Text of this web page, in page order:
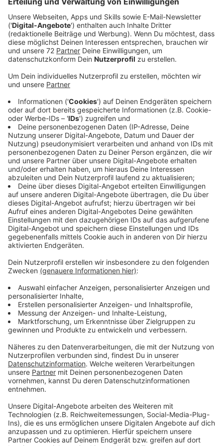
Veröffentlicht:Samstag, 08.02.2020 10:37
Anzeige
In Münster haben Freitagabend (07.02) tausende
Menschen beim Neujahrsempfang der AFD protestiert.
Laut der Polizei waren es 4.000 Demonstranten, die
Veranstalter sprechen von mehr als 8.000 Besuchern.
Die Initiative "Keinen Meter den Nazis" hatte unter
anderem zu einer großen Kundgebung vor dem
historischen Rathaus aufgerufen. Vorher gab es
kleinere Kundgebungen und Mahnwachen an
unterschiedlichen Stellen in Münsters Innenstadt. An
einem der Eingänge blockierten Demonstranten
einigen AfD-Anhängern den Zugang - die Polizei war
gefordert. Sie setzte unter anderem auch
Pfefferspray ein, weil Demo-Teilnehmer versuchten
die Sperren zu durchbrechen. Außerdem wurden
Teilnehmer des Neujahrsempfang bespuckt und
beleidigt. Einzelne AfD-Anhänger provozierten
wiederum die Demonstranten, unter anderem mit
Selfies vor der protestierenden Menge. Insgesamt
waren 250 Teilnehmer beim Neujahrsempfang,
darunter auch AFD-Parteisprecher Jörg Meuthen. Die
Polizei sprach ingesamt drei Platzverweise aus und
ermittet gegen einzelne Demonstranten. Auch eine
Anzeige wegen Beamtenbeleidigung kam dazu.
Die Polizei war mit mehreren hundert Einsatzkräften
aus ganz NRW vor Ort. Sie hatten die Lage
größtenteils unter Kontrolle, die Stimmung war aber
deutlich angespannter als beim AFD-Neujahrsempfang
im letzten Jahr.